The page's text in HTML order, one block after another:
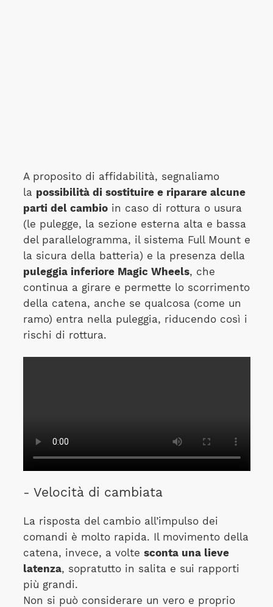
A proposito di affidabilità, segnaliamo
la possibilità di sostituire e riparare alcune
parti del cambioin caso di rottura o usura
(le pulegge, la sezione esterna alta e bassa
del parallelogramma, il sistema Full Mount e
la sicura della batteria) e la presenza della
puleggia inferiore Magic Wheels, che
continua a girare e permette lo scorrimento
della catena, anche se qualcosa (come un
ramo) entra nella puleggia, riducendo così i
rischi di rottura.
- Velocità di cambiata
La risposta del cambio all’impulso dei
comandi è molto rapida. Il movimento della
catena, invece, a volte sconta una lieve
latenza, sopratutto in salita e sui rapporti
più grandi.
Non si può considerare un vero e proprio